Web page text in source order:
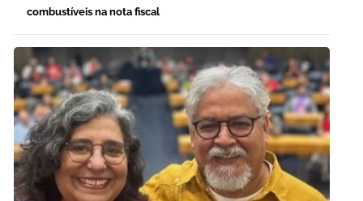
combustíveis na nota fiscal